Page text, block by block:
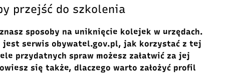
przejść do szkolenia
sposoby na uniknięcie kolejek w urzędach.
jest serwis obywatel.gov.pl, jak korzystać z tej
przydatnych spraw możesz załatwić za jej
się także, dlaczego warto założyć profil